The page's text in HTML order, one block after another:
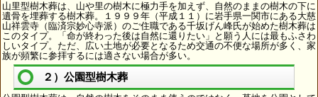
山里型樹木葬は、山や里の樹木に極力手を加えず、自然のままの樹木の下に
遺骨を埋葬する樹木葬。１９９９年（平成１１）に岩手県一関市にある大慈
山祥雲寺（臨済宗妙心寺派）のご住職である千坂げん峰氏が始めた樹木葬は
このタイプ。「命が終わった後は自然に還りたい」と願う人には最もふさわ
しいタイプ。ただ、広い土地が必要となるため交通の不便な場所が多く、家
族が頻繁に参拝するには適さない場合が多い。
２）公園型樹木葬